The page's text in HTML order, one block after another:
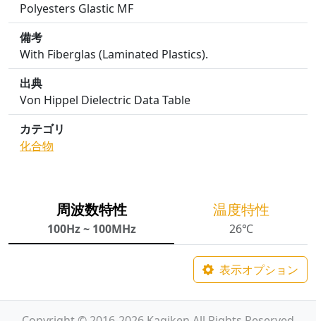
Polyesters Glastic MF
備考
With Fiberglas (Laminated Plastics).
出典
Von Hippel Dielectric Data Table
カテゴリ
化合物
周波数特性
100Hz ~ 100MHz
温度特性
26℃
表示オプション